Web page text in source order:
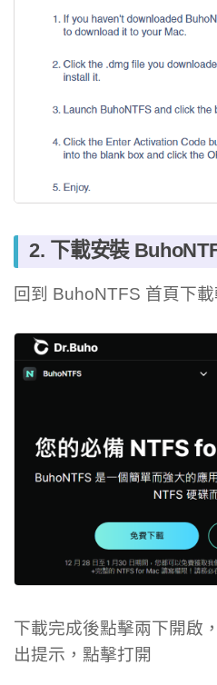
2. 下載安裝
回到 BuhoNTFS 首頁下
下載完成後點擊兩下開啟
出提示，點擊打開